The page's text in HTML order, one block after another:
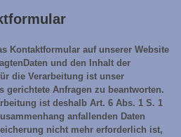
Kontaktformular auf unserer Website
und den Inhalt der
die Verarbeitung ist unser
gerichtete Anfragen zu beantworten.
ist deshalb Art. 6 Abs. 1 S. 1
anfallenden Daten
nicht mehr erforderlich ist,